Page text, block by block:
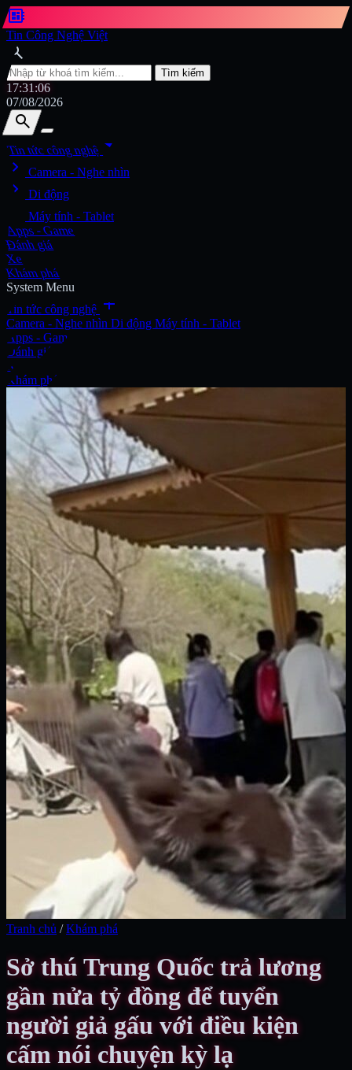
developer_board
Tin Công Nghệ Việt
search
Tìm kiếm
17:31:08
07/08/2026
search
search
Tin tức công nghệarrow_drop_down
chevron_right
Camera - Nghe nhìn
chevron_right Di động
Máy tính - Tablet
Apps - Game
Đánh giá
Xe
Khám phá
System Menu
Tin tức công nghệ add
Camera - Nghe nhìn Di động Máy tính - Tablet
Apps - Game
Đánh giá
Xe
Khám phá
Tranh chủ / Khám phá
Sở thú Trung Quốc trả lương
gần nửa tỷ đồng để tuyển
người giả gấu với điều kiện
cấm nói chuyện kỳ lạ